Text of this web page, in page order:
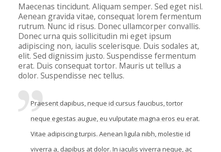
Maecenas tincidunt. Aliquam semper. Sed eget nisl.
Aenean gravida vitae, consequat lorem fermentum
rutrum. Nunc id risus. Donec ullamcorper convallis.
Donec urna quis sollicitudin mi eget ipsum
adipiscing non, iaculis scelerisque. Duis sodales at,
elit. Sed dignissim justo. Suspendisse fermentum
erat. Duis consequat tortor. Mauris ut tellus a
dolor. Suspendisse nec tellus.
Praesent dapibus, neque id cursus faucibus, tortor
neque egestas augue, eu vulputate magna eros eu erat.
Vitae adipiscing turpis. Aenean ligula nibh, molestie id
viverra a, dapibus at dolor. In iaculis viverra neque, ac